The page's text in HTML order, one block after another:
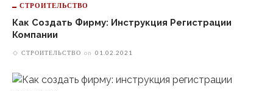
СТРОИТЕЛЬСТВО
Как Создать Фирму: Инструкция Регистрации
Компании
СТРОИТЕЛЬСТВО on 01.02.2021